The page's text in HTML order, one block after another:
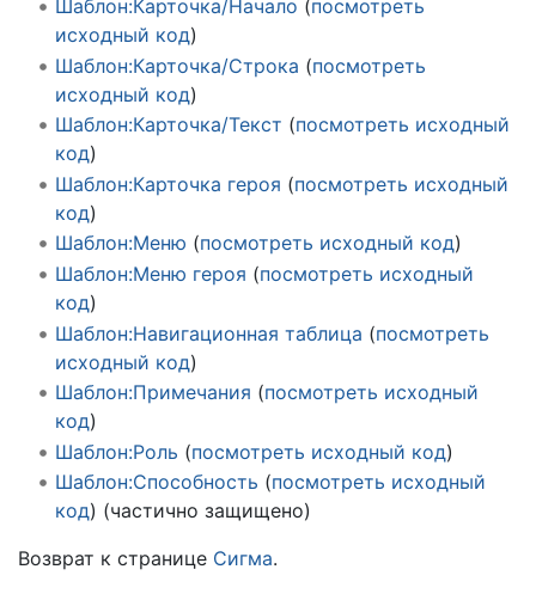
Шаблон:Карточка/Начало (посмотреть
исходный код)
Шаблон:Карточка/Строка (посмотреть
исходный код)
Шаблон:Карточка/Текст (посмотреть исходный
код)
Шаблон:Карточка героя (посмотреть исходный
код)
Шаблон:Меню (посмотреть исходный код)
Шаблон:Меню героя (посмотреть исходный
код)
Шаблон:Навигационная таблица (посмотреть
исходный код)
Шаблон:Примечания (посмотреть исходный
код)
Шаблон:Роль (посмотреть исходный код)
Шаблон:Способность (посмотреть исходный
код) (частично защищено)
Возврат к странице Сигма.